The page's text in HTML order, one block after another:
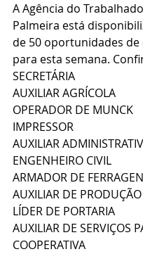
A Agência do
Palmeira está
de 50 oportunidades de
para esta semana.
SECRETÁRIA
AUXILIAR AGRÍCOLA
OPERADOR DE MUNCK
IMPRESSOR
AUXILIAR
ENGENHEIRO CIVIL
ARMADOR DE
AUXILIAR DE PRODUÇÃO
LÍDER DE PORTARIA
AUXILIAR DE SERVIÇOS
COOPERATIVA